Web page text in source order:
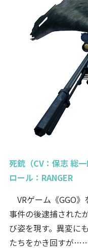
死銃（CV：保志 総一
ロール：RANGER
VRゲーム《GGO》
事件の後逮捕された
び姿を現す。異変に
たちをかき回すが……